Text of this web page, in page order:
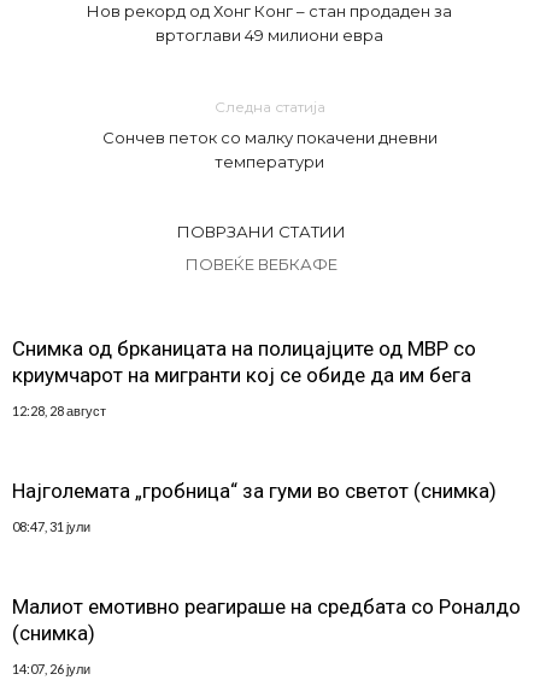
Нов рекорд од Хонг Конг – стан продаден за
вртоглави 49 милиони евра
Следна статија
Сончев петок со малку покачени дневни
температури
ПОВРЗАНИ СТАТИИ
ПОВЕЌЕ ВЕБКАФЕ
Снимка од брканицата на полицајците од МВР со
криумчарот на мигранти кој се обиде да им бега
12:28, 28 август
Најголемата „гробница“ за гуми во светот (снимка)
08:47, 31 јули
Малиот емотивно реагираше на средбата со Роналдо
(снимка)
14:07, 26 јули